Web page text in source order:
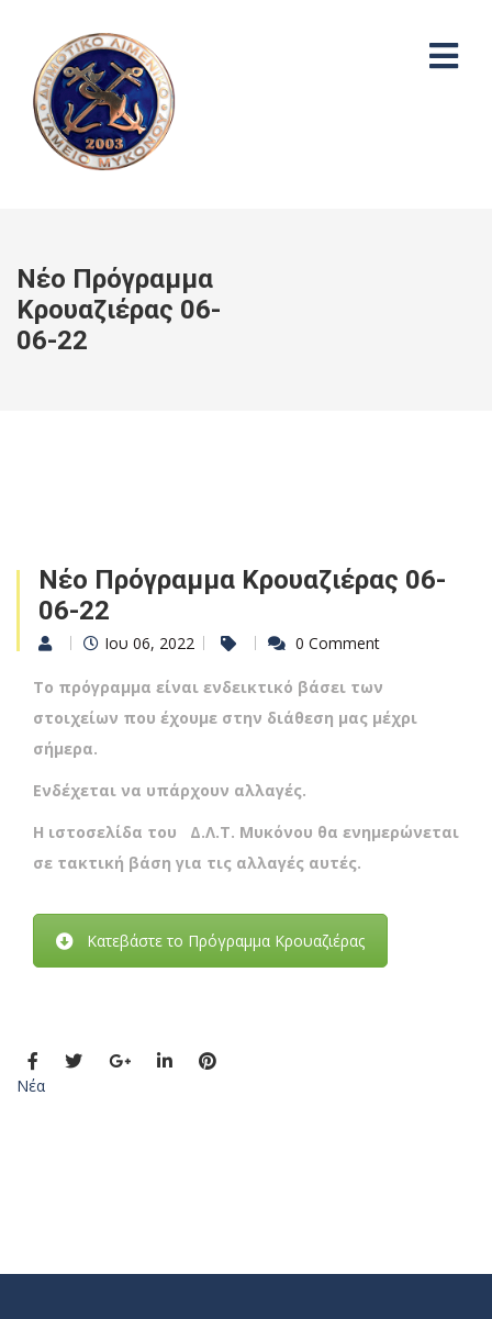
Νέο Πρόγραμμα
Κρουαζιέρας 06-
06-22
Νέο Πρόγραμμα Κρουαζιέρας 06-
06-22
Ιου 06, 2022 0 Comment
Το πρόγραμμα είναι ενδεικτικό βάσει των
στοιχείων που έχουμε στην διάθεση μας μέχρι
σήμερα.
Ενδέχεται να υπάρχουν αλλαγές.
Η ιστοσελίδα του Δ.Λ.Τ. Μυκόνου θα ενημερώνεται
σε τακτική βάση για τις αλλαγές αυτές.
Κατεβάστε το Πρόγραμμα Κρουαζιέρας
Νέα